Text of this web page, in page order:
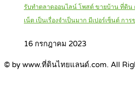
รับทำตลาดออนไลน์ โพสต์ ขายบ้าน ที่ดิน
เน็ต เป็นเรื่องจำเป็นมาก มีเปอร์เซ็นต์ การ
16 กรกฎาคม 2023
© by www.ที่ดินไทยแลนด์.com. All